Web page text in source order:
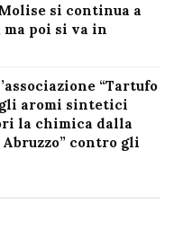
si continua a
poi si va in
“Tartufo
aromi sintetici
la chimica dalla
contro gli